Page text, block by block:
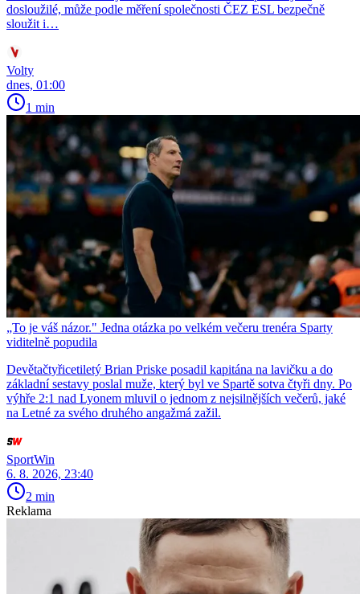
dosloužilé, může podle měření společnosti ČEZ ESL bezpečně
sloužit i…
Volty
dnes, 01:00
1 min
„To je váš názor." Jedna otázka po velkém večeru trenéra Sparty
viditelně popudila
Devětačtyřicetiletý Brian Priske posadil kapitána na lavičku a do
základní sestavy poslal muže, který byl ve Spartě sotva čtyři dny. Po
výhře 2:1 nad Lyonem mluvil o jednom z nejsilnějších večerů, jaké
na Letné za svého druhého angažmá zažil.
SportWin
6. 8. 2026, 23:40
2 min
Reklama